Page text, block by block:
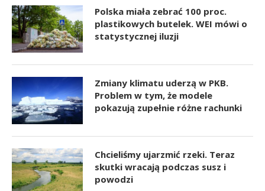
Polska miała zebrać 100 proc.
plastikowych butelek. WEI mówi o
statystycznej iluzji
Zmiany klimatu uderzą w PKB.
Problem w tym, że modele
pokazują zupełnie różne rachunki
Chcieliśmy ujarzmić rzeki. Teraz
skutki wracają podczas susz i
powodzi